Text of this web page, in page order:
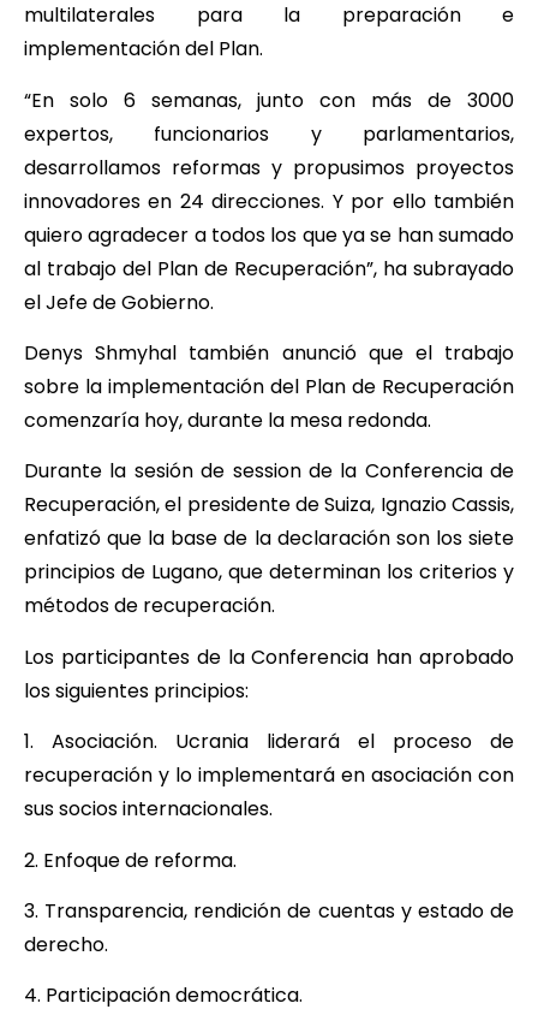
multilaterales para la preparación e
implementación del Plan.
“En solo 6 semanas, junto con más de 3000
expertos, funcionarios y parlamentarios,
desarrollamos reformas y propusimos proyectos
innovadores en 24 direcciones. Y por ello también
quiero agradecer a todos los que ya se han sumado
al trabajo del Plan de Recuperación”, ha subrayado
el Jefe de Gobierno.
Denys Shmyhal también anunció que el trabajo
sobre la implementación del Plan de Recuperación
comenzaría hoy, durante la mesa redonda.
Durante la sesión de session de la Conferencia de
Recuperación, el presidente de Suiza, Ignazio Cassis,
enfatizó que la base de la declaración son los siete
principios de Lugano, que determinan los criterios y
métodos de recuperación.
Los participantes de la Conferencia han aprobado
los siguientes principios:
1. Asociación. Ucrania liderará el proceso de
recuperación y lo implementará en asociación con
sus socios internacionales.
2. Enfoque de reforma.
3. Transparencia, rendición de cuentas y estado de
derecho.
4. Participación democrática.